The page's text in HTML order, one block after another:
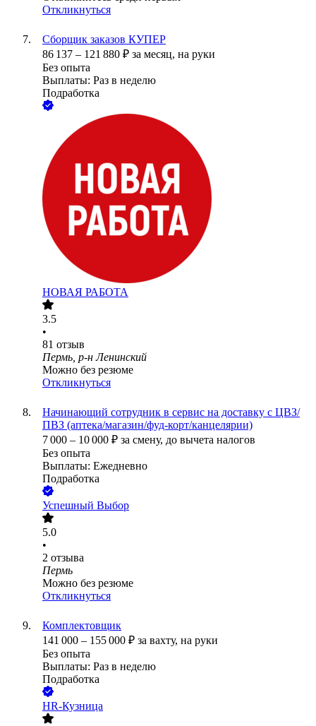
Откликнуться
Сборщик заказов КУПЕР
86 137 – 121 880 ₽ за месяц, на руки
Без опыта
Выплаты: Раз в неделю
Подработка
НОВАЯ РАБОТА
3.5
•
81 отзыв
Пермь, р-н Ленинский
Можно без резюме
Откликнуться
Начинающий сотрудник в сервис на доставку с ЦВЗ/
ПВЗ (аптека/магазин/фуд-корт/канцелярии)
7 000 – 10 000 ₽ за смену, до вычета налогов
Без опыта
Выплаты: Ежедневно
Подработка
Успешный Выбор
5.0
•
2 отзыва
Пермь
Можно без резюме
Откликнуться
Комплектовщик
141 000 – 155 000 ₽ за вахту, на руки
Без опыта
Выплаты: Раз в неделю
Подработка
HR-Кузница